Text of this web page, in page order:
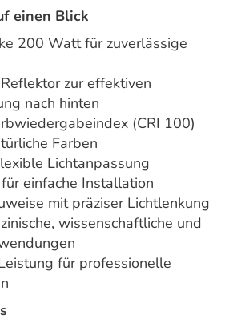
einen Blick
200 Watt für zuverlässige
zur effektiven
nach hinten
(CRI 100)
Farben
Lichtanpassung
einfache Installation
mit präziser Lichtlenkung
wissenschaftliche und
für professionelle